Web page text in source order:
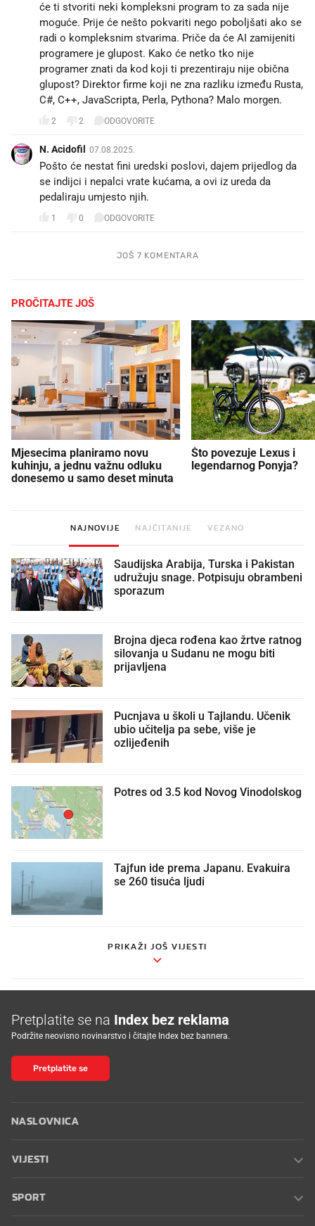
će ti stvoriti neki kompleksni program to za sada nije
moguće. Prije će nešto pokvariti nego poboljšati ako se
radi o kompleksnim stvarima. Priče da će AI zamijeniti
programere je glupost. Kako će netko tko nije
programer znati da kod koji ti prezentiraju nije obična
glupost? Direktor firme koji ne zna razliku između Rusta,
C#, C++, JavaScripta, Perla, Pythona? Malo morgen.
2 2 ODGOVORITE
N. Acidofil 07.08.2025.
Pošto će nestat fini uredski poslovi, dajem prijedlog da
se indijci i nepalci vrate kućama, a ovi iz ureda da
pedaliraju umjesto njih.
1 0 ODGOVORITE
JOŠ 7 KOMENTARA
PROČITAJTE JOŠ
Mjesecima planiramo novu
kuhinju, a jednu važnu odluku
donesemo u samo deset minuta
Što povezuje Lexus i
legendarnog Ponyja?
NAJNOVIJE NAJČITANIJE VEZANO
Saudijska Arabija, Turska i Pakistan
udružuju snage. Potpisuju obrambeni
sporazum
Brojna djeca rođena kao žrtve ratnog
silovanja u Sudanu ne mogu biti
prijavljena
Pucnjava u školi u Tajlandu. Učenik
ubio učitelja pa sebe, više je
ozlijeđenih
Potres od 3.5 kod Novog Vinodolskog
Tajfun ide prema Japanu. Evakuira
se 260 tisuća ljudi
PRIKAŽI JOŠ VIJESTI
Pretplatite se na Index bez reklama
Podržite neovisno novinarstvo i čitajte Index bez bannera.
Pretplatite se
NASLOVNICA
VIJESTI
SPORT